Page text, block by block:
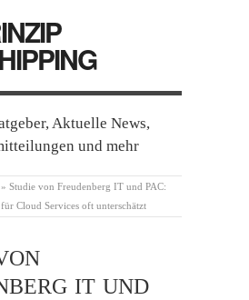
Aktuelle News,
und mehr
» Studie von Freudenberg IT und PAC:
Cloud Services oft unterschätzt
IT UND